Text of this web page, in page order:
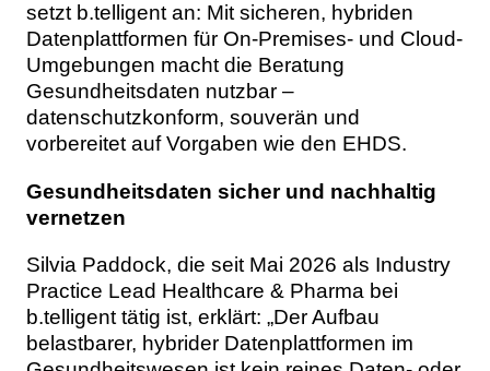
setzt b.telligent an: Mit sicheren, hybriden
Datenplattformen für On-Premises- und Cloud-
Umgebungen macht die Beratung
Gesundheitsdaten nutzbar –
datenschutzkonform, souverän und
vorbereitet auf Vorgaben wie den EHDS.
Gesundheitsdaten sicher und nachhaltig
vernetzen
Silvia Paddock, die seit Mai 2026 als Industry
Practice Lead Healthcare & Pharma bei
b.telligent tätig ist, erklärt: „Der Aufbau
belastbarer, hybrider Datenplattformen im